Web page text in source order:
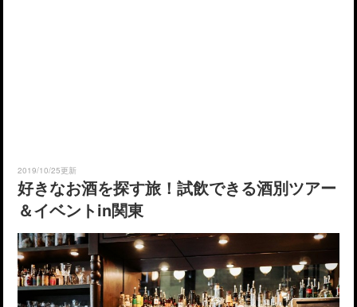
2019/10/25更新
好きなお酒を探す旅！試飲できる酒別ツアー
＆イベントin関東